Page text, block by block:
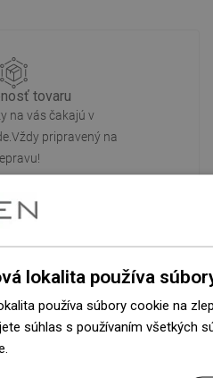
tovaru
na vás čakajú v
pripravený na

lokalita používa
používa súbory cookie na
súhlas s používaním všetkých